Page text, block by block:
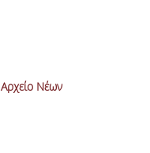
Αρχείο Νέων